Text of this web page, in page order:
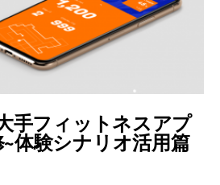
手フィットネスアプ
体験シナリオ活用篇